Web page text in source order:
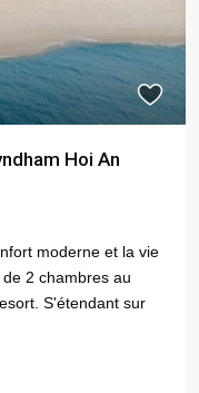
Hoi An
moderne et la vie
2 chambres au
S'étendant sur